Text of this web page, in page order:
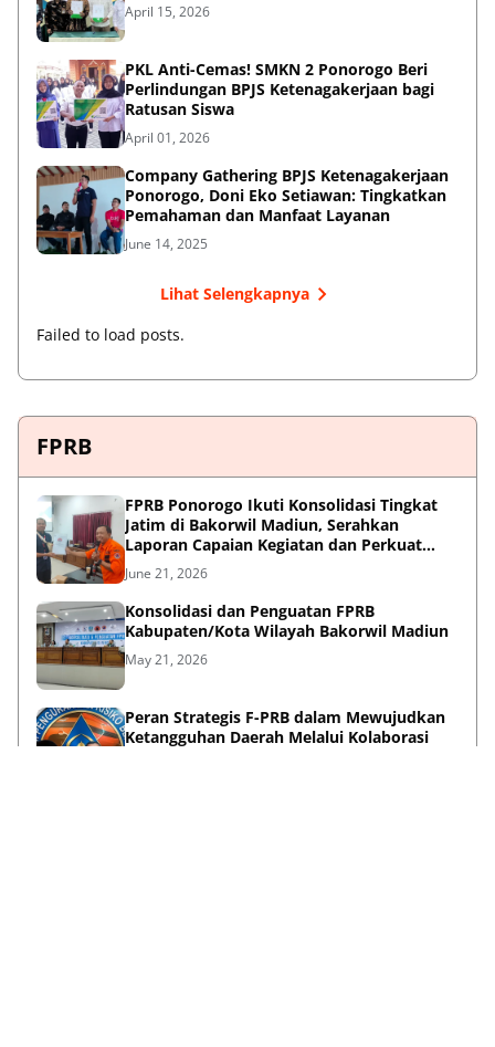
April 15, 2026
PKL Anti-Cemas! SMKN 2 Ponorogo Beri
Perlindungan BPJS Ketenagakerjaan bagi
Ratusan Siswa
April 01, 2026
Company Gathering BPJS Ketenagakerjaan
Ponorogo, Doni Eko Setiawan: Tingkatkan
Pemahaman dan Manfaat Layanan
June 14, 2025
Lihat Selengkapnya
Failed to load posts.
FPRB
FPRB Ponorogo Ikuti Konsolidasi Tingkat
Jatim di Bakorwil Madiun, Serahkan
Laporan Capaian Kegiatan dan Perkuat
Sinergi Pentahelix
June 21, 2026
Konsolidasi dan Penguatan FPRB
Kabupaten/Kota Wilayah Bakorwil Madiun
May 21, 2026
Peran Strategis F-PRB dalam Mewujudkan
Ketangguhan Daerah Melalui Kolaborasi